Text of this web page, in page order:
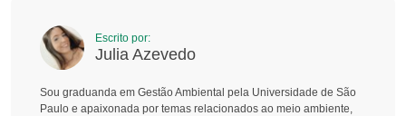
Escrito por:
Julia Azevedo
Sou graduanda em Gestão Ambiental pela Universidade de São
Paulo e apaixonada por temas relacionados ao meio ambiente,